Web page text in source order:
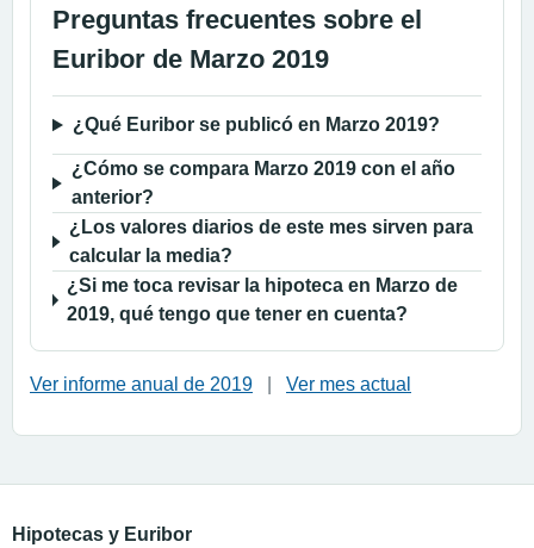
Preguntas frecuentes sobre el
Euribor de Marzo 2019
¿Qué Euribor se publicó en Marzo 2019?
¿Cómo se compara Marzo 2019 con el año
anterior?
¿Los valores diarios de este mes sirven para
calcular la media?
¿Si me toca revisar la hipoteca en Marzo de
2019, qué tengo que tener en cuenta?
Ver informe anual de 2019 Ver mes actual
Hipotecas y Euribor